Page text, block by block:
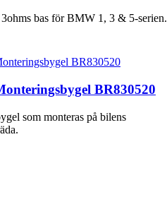
bas för BMW 1, 3 & 5-serien.
BR830520
som monteras på bilens